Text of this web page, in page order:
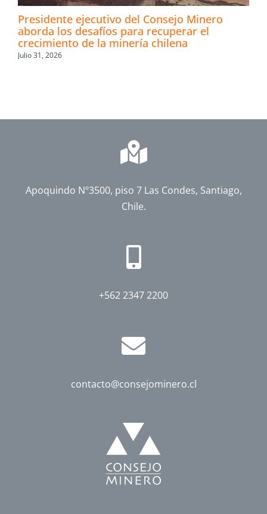
Presidente ejecutivo del Consejo Minero
aborda los desafíos para recuperar el
crecimiento de la minería chilena
Julio 31, 2026
Apoquindo Nº3500, piso 7 Las Condes, Santiago,
Chile.
+562 2347 2200
contacto@consejominero.cl